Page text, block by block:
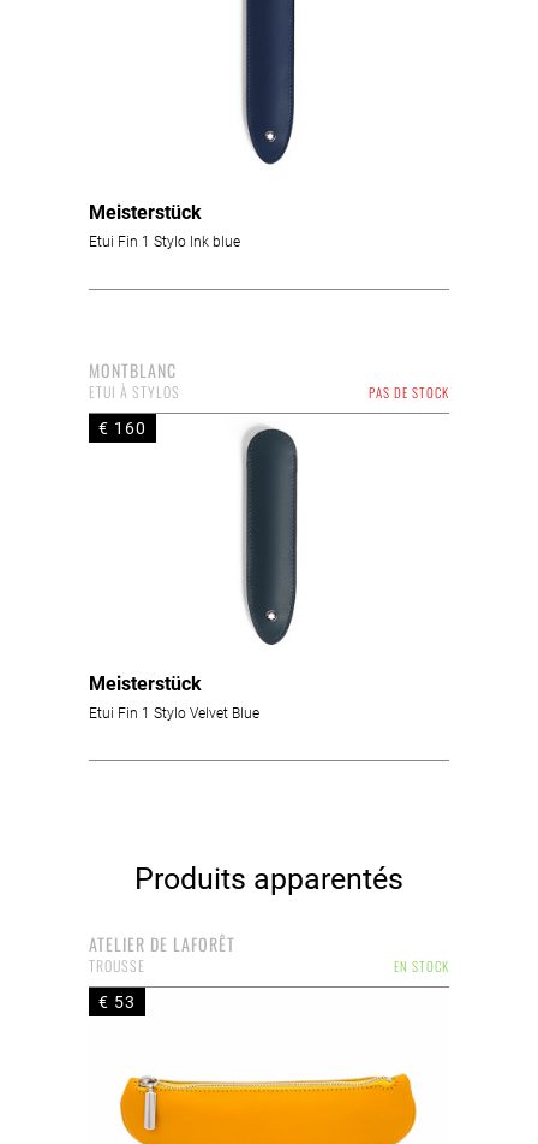
Meisterstück
Etui Fin 1 Stylo Ink blue
MONTBLANC
PAS DE STOCK
ETUI À STYLOS
€ 160
Meisterstück
Etui Fin 1 Stylo Velvet Blue
Produits apparentés
ATELIER DE LAFORÊT
EN STOCK
TROUSSE
€ 53